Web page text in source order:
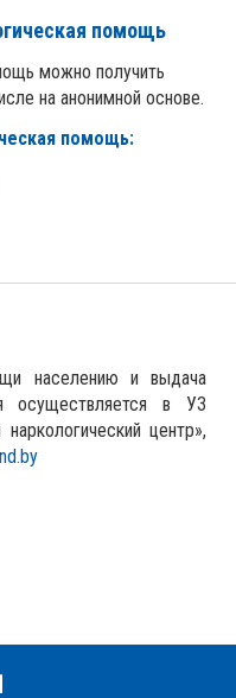
помощь
можно получить
на анонимной основе.
помощь:
населению и выдача
осуществляется в УЗ
центр»,